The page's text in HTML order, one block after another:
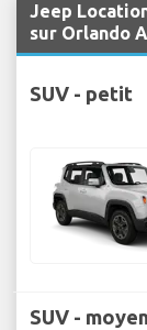
Jeep
sur Orlando
SUV - petit
SUV - moyen